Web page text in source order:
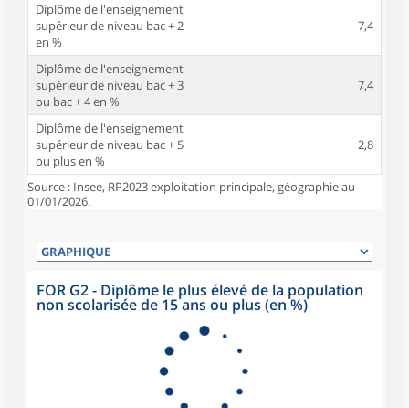
Diplôme de l'enseignement
supérieur de niveau bac + 2
en %
7,4
Diplôme de l'enseignement
supérieur de niveau bac + 3
ou bac + 4 en %
7,4
Diplôme de l'enseignement
supérieur de niveau bac + 5
ou plus en %
2,8
Source : Insee, RP2023 exploitation principale, géographie au
01/01/2026.
FOR G2 - Diplôme le plus élevé de la population
non scolarisée de 15 ans ou plus (en %)